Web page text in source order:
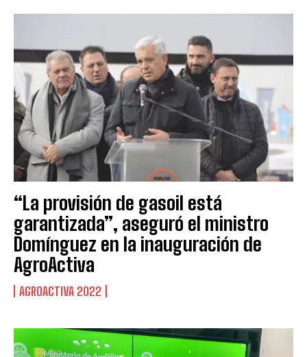
Suscribite al Newsletter
“La provisión de gasoil está
garantizada”, aseguró el ministro
Domínguez en la inauguración de
AgroActiva
AGROACTIVA 2022